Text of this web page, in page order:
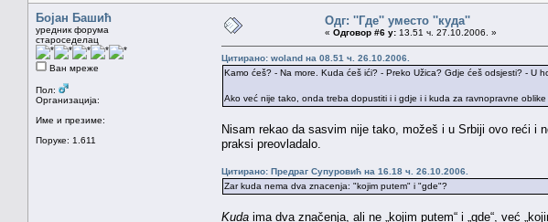
Бојан Башић
уредник форума
староседелац
Ван мреже
Пол:
Организација:
Име и презиме:
Поруке: 1.611
Одг: ''Где'' уместо ''куда''
« Одговор #6 у: 13.51 ч. 27.10.2006. »
Цитирано: woland на 08.51 ч. 26.10.2006.
Kamo ćeš? - Na more. Kuda ćeš ići? - Preko Užica? Gdje ćeš odsjesti? - U
Ako već nije tako, onda treba dopustiti i i gdje i i kuda za ravnopravne oblike
Nisam rekao da sasvim nije tako, možeš i u Srbiji ovo reći i
praksi preovladalo.
Цитирано: Предраг Супуровић на 16.18 ч. 26.10.2006.
Zar kuda nema dva znacenja: "kojim putem" i "gde"?
Kuda ima dva značenja, ali ne „kojim putem“ i „gde“, već